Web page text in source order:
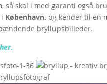
, så skal i med garanti også
København,og kender til en
bryllupsbilleder.
.